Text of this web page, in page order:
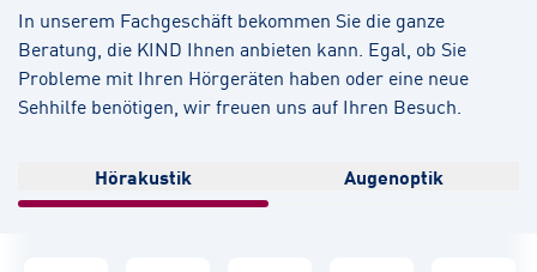
In unserem Fachgeschäft bekommen Sie die ganze
Beratung, die KIND Ihnen anbieten kann. Egal, ob Sie
Probleme mit Ihren Hörgeräten haben oder eine neue
Sehhilfe benötigen, wir freuen uns auf Ihren Besuch.
Hörakustik Augenoptik